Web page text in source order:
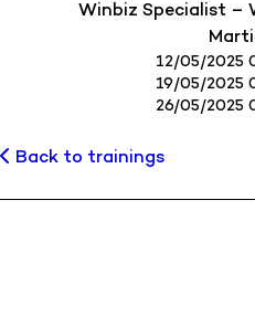
Winbiz Specialist –
12/05/2025
19/05/2025
26/05/2025
Back to trainings